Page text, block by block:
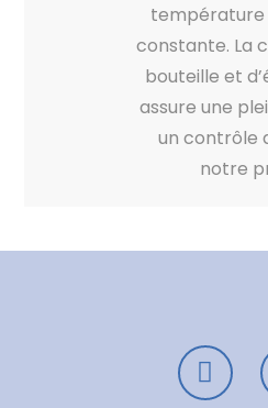
constante. La
bouteille et
assure une
un contrôle
notre